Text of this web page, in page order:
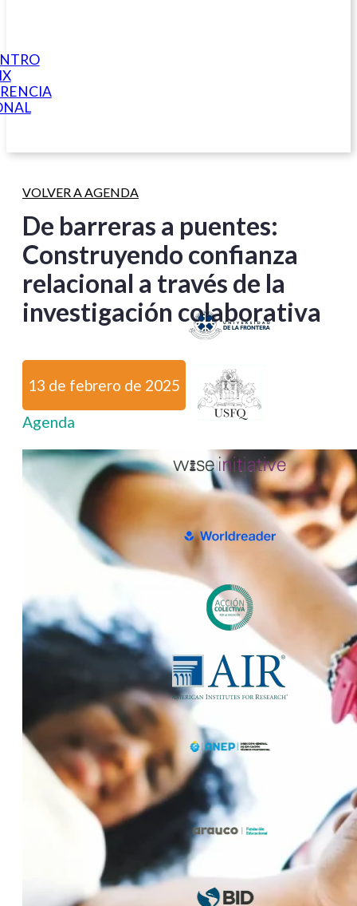
VOLVER A AGENDA
De barreras a puentes:
Construyendo confianza
relacional a través de la
investigación colaborativa
13 de febrero de 2025
Agenda